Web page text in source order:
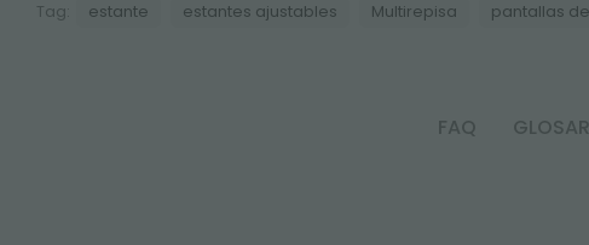
Tag: estante estantes ajustables Multirepisa pantallas
FAQ